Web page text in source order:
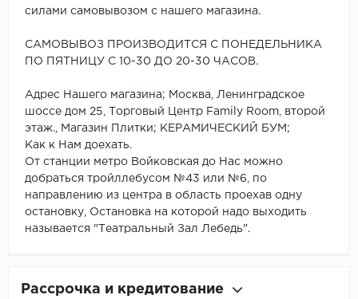
силами самовывозом с нашего магазина.
САМОВЫВОЗ ПРОИЗВОДИТСЯ С ПОНЕДЕЛЬНИКА
ПО ПЯТНИЦУ С 10-30 ДО 20-30 ЧАСОВ.
Адрес Нашего магазина; Москва, Ленинградское
шоссе дом 25, Торговый Центр Family Room, второй
этаж., Магазин Плитки; КЕРАМИЧЕСКИЙ БУМ;
Как к Нам доехать.
От станции метро Войковская до Нас можно
добраться тройллебусом №43 или №6, по
направлению из центра в область проехав одну
остановку, Остановка на которой надо выходить
называется "Театральный Зал Лебедь".
Рассрочка и кредитование